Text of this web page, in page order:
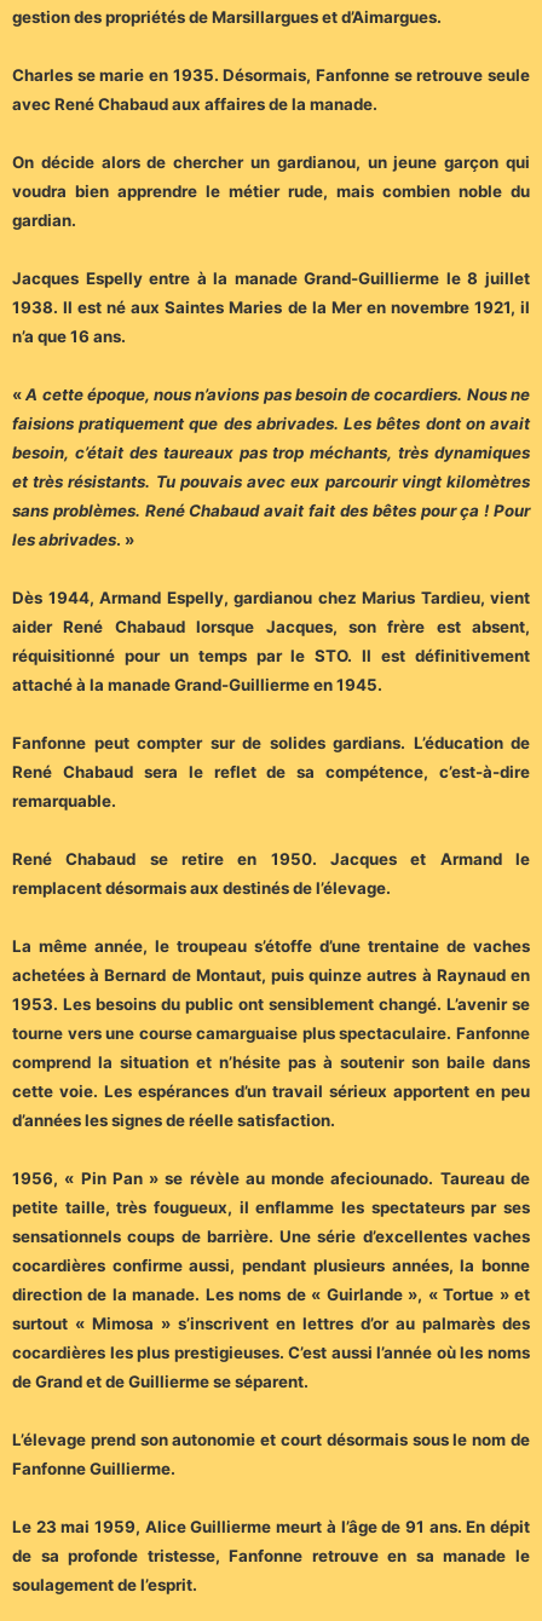
gestion des propriétés de Marsillargues et d’Aimargues.
Charles se marie en 1935. Désormais, Fanfonne se retrouve seule
avec René Chabaud aux affaires de la manade.
On décide alors de chercher un gardianou, un jeune garçon qui
voudra bien apprendre le métier rude, mais combien noble du
gardian.
Jacques Espelly entre à la manade Grand-Guillierme le 8 juillet
1938. Il est né aux Saintes Maries de la Mer en novembre 1921, il
n’a que 16 ans.
«A cette époque, nous n’avions pas besoin de cocardiers. Nous ne
faisions pratiquement que des abrivades. Les bêtes dont on avait
besoin, c’était des taureaux pas trop méchants, très dynamiques
et très résistants. Tu pouvais avec eux parcourir vingt kilomètres
sans problèmes. René Chabaud avait fait des bêtes pour ça ! Pour
les abrivades. »
Dès 1944, Armand Espelly, gardianou chez Marius Tardieu, vient
aider René Chabaud lorsque Jacques, son frère est absent,
réquisitionné pour un temps par le STO. Il est définitivement
attaché à la manade Grand-Guillierme en 1945.
Fanfonne peut compter sur de solides gardians. L’éducation de
René Chabaud sera le reflet de sa compétence, c’est-à-dire
remarquable.
René Chabaud se retire en 1950. Jacques et Armand le
remplacent désormais aux destinés de l’élevage.
La même année, le troupeau s’étoffe d’une trentaine de vaches
achetées à Bernard de Montaut, puis quinze autres à Raynaud en
1953. Les besoins du public ont sensiblement changé. L’avenir se
tourne vers une course camarguaise plus spectaculaire. Fanfonne
comprend la situation et n’hésite pas à soutenir son baile dans
cette voie. Les espérances d’un travail sérieux apportent en peu
d’années les signes de réelle satisfaction.
1956, « Pin Pan » se révèle au monde afeciounado. Taureau de
petite taille, très fougueux, il enflamme les spectateurs par ses
sensationnels coups de barrière. Une série d’excellentes vaches
cocardières confirme aussi, pendant plusieurs années, la bonne
direction de la manade. Les noms de « Guirlande », « Tortue » et
surtout « Mimosa » s’inscrivent en lettres d’or au palmarès des
cocardières les plus prestigieuses. C’est aussi l’année où les noms
de Grand et de Guillierme se séparent.
L’élevage prend son autonomie et court désormais sous le nom de
Fanfonne Guillierme.
Le 23 mai 1959, Alice Guillierme meurt à l’âge de 91 ans. En dépit
de sa profonde tristesse, Fanfonne retrouve en sa manade le
soulagement de l’esprit.